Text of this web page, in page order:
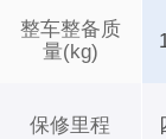
整车整备质
量(kg)
保修里程